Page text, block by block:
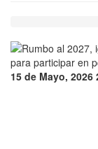
15 de Mayo, 2026